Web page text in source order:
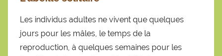
Les individus adultes ne vivent que quelques
jours pour les mâles, le temps de la
reproduction, à quelques semaines pour les